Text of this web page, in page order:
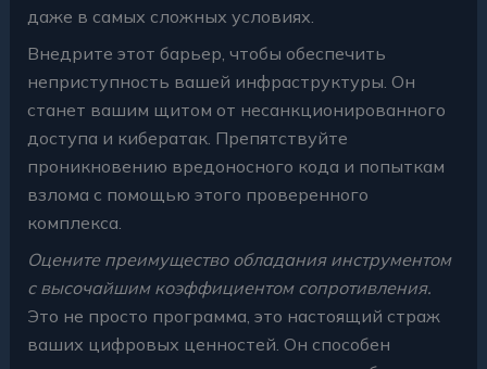
даже в самых сложных условиях.
Внедрите этот барьер, чтобы обеспечить
неприступность вашей инфраструктуры. Он
станет вашим щитом от несанкционированного
доступа и кибератак. Препятствуйте
проникновению вредоносного кода и попыткам
взлома с помощью этого проверенного
комплекса.
Оцените преимущество обладания инструментом
с высочайшим коэффициентом сопротивления.
Это не просто программа, это настоящий страж
ваших цифровых ценностей. Он способен